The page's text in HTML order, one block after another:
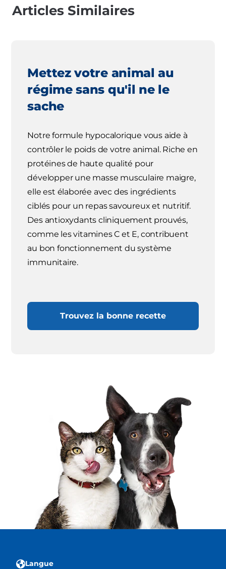
Articles Similaires
Mettez votre animal au
régime sans qu'il ne le
sache
Notre formule hypocalorique vous aide à
contrôler le poids de votre animal. Riche en
protéines de haute qualité pour
développer une masse musculaire maigre,
elle est élaborée avec des ingrédients
ciblés pour un repas savoureux et nutritif.
Des antioxydants cliniquement prouvés,
comme les vitamines C et E, contribuent
au bon fonctionnement du système
immunitaire.
Trouvez la bonne recette
Langue